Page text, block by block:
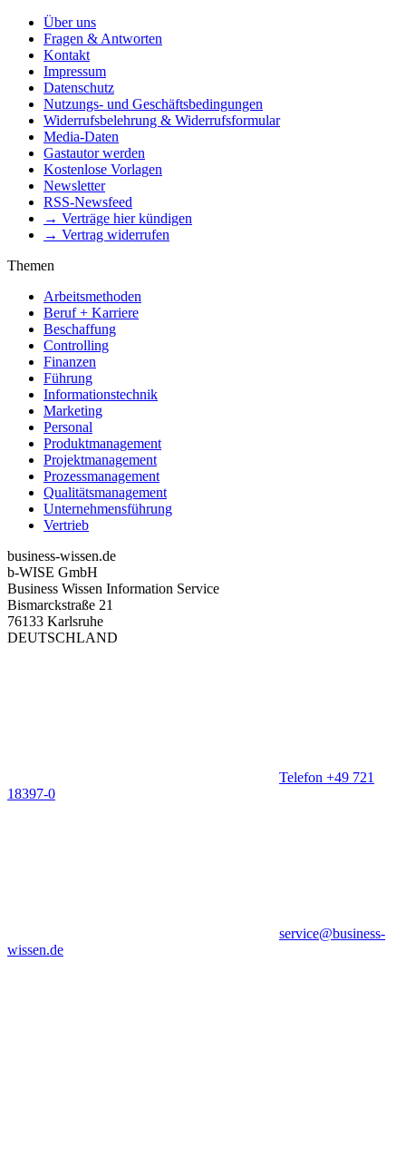
Über uns
Fragen & Antworten
Kontakt
Impressum
Datenschutz
Nutzungs- und Geschäftsbedingungen
Widerrufsbelehrung & Widerrufsformular
Media-Daten
Gastautor werden
Kostenlose Vorlagen
Newsletter
RSS-Newsfeed
→ Verträge hier kündigen
→ Vertrag widerrufen
Themen
Arbeitsmethoden
Beruf + Karriere
Beschaffung
Controlling
Finanzen
Führung
Informationstechnik
Marketing
Personal
Produktmanagement
Projektmanagement
Prozessmanagement
Qualitätsmanagement
Unternehmensführung
Vertrieb
business-wissen.de
b-WISE GmbH
Business Wissen Information Service
Bismarckstraße 21
76133 Karlsruhe
DEUTSCHLAND
Telefon +49 721
18397-0
service@business-
wissen.de